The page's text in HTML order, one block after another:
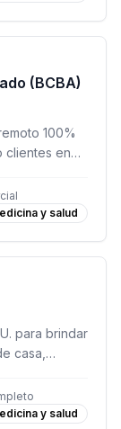
(BCBA)
100%
clientes en
y salud
para brindar
casa,
y salud